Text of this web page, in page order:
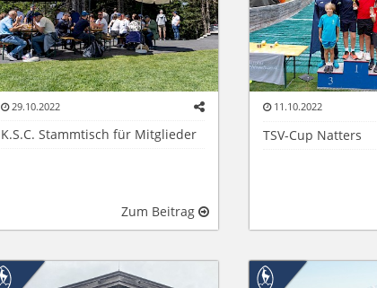
29.10.2022
K.S.C. Stammtisch für Mitglieder
Zum Beitrag
11.10.2022
TSV-Cup Natters